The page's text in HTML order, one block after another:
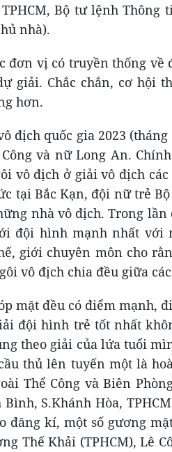
Bộ tư lệnh Thông
nhà).
đơn vị có truyền thống
giải. Chắc chắn, cơ hội
hơn.
địch quốc gia 2023
và nữ Long An.
vô địch ở giải vô địch
tại Bắc Kạn, đội nữ trẻ
nhà vô địch. Trong
đội hình mạnh nhất với
giới chuyên môn cho
vô địch chia đều giữa
mặt đều có điểm mạnh,
đội hình trẻ tốt nhất
theo giải của lứa tuổi
thủ lên tuyến một là
Thể Công và Biên
S.Khánh Hòa,
đăng kí, một số gương
Thế Khải (TPHCM), Lê